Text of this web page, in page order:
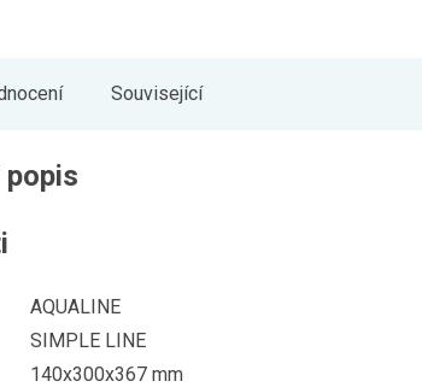
Související
popis
AQUALINE
SIMPLE LINE
140x300x367 mm